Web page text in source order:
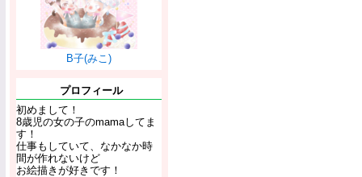
B子(みこ)
プロフィール
初めまして！
8歳児の女の子のmamaしてま
す！
仕事もしていて、なかなか時
間が作れないけど
お絵描きが好きです！